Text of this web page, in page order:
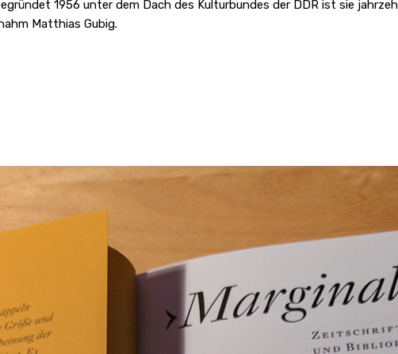
1956 unter dem Dach des Kulturbundes der DDR ist sie
Matthias Gubig.